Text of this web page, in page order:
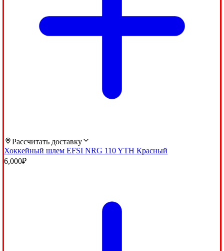
Рассчитать доставку
Хоккейный шлем EFSI NRG 110 YTH Красный
6,000₽